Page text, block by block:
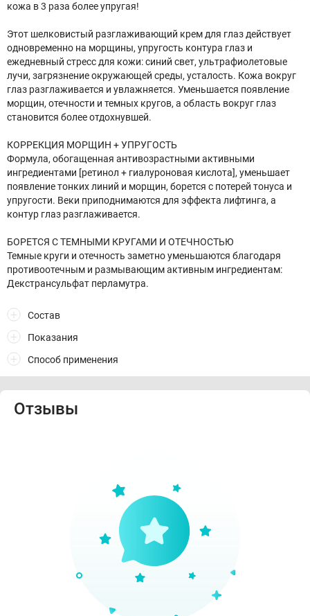
кожа в 3 раза более упругая!
Этот шелковистый разглаживающий крем для глаз действует
одновременно на морщины, упругость контура глаз и
ежедневный стресс для кожи: синий свет, ультрафиолетовые
лучи, загрязнение окружающей среды, усталость. Кожа вокруг
глаз разглаживается и увлажняется. Уменьшается появление
морщин, отечности и темных кругов, а область вокруг глаз
становится более отдохнувшей.
КОРРЕКЦИЯ МОРЩИН + УПРУГОСТЬ
Формула, обогащенная антивозрастными активными
ингредиентами [ретинол + гиалуроновая кислота], уменьшает
появление тонких линий и морщин, борется с потерей тонуса и
упругости. Веки приподнимаются для эффекта лифтинга, а
контур глаз разглаживается.
БОРЕТСЯ С ТЕМНЫМИ КРУГАМИ И ОТЕЧНОСТЬЮ
Темные круги и отечность заметно уменьшаются благодаря
противоотечным и размывающим активным ингредиентам:
Декстрансульфат перламутра.
Состав
Показания
Способ применения
Отзывы